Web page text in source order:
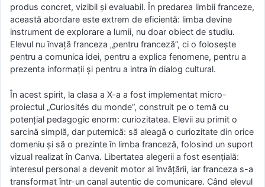
produs concret, vizibil și evaluabil. În predarea limbii franceze,
această abordare este extrem de eficientă: limba devine
instrument de explorare a lumii, nu doar obiect de studiu.
Elevul nu învață franceza „pentru franceză”, ci o folosește
pentru a comunica idei, pentru a explica fenomene, pentru a
prezenta informații și pentru a intra în dialog cultural.
În acest spirit, la clasa a X-a a fost implementat micro-
proiectul „Curiosités du monde”, construit pe o temă cu
potențial pedagogic enorm: curiozitatea. Elevii au primit o
sarcină simplă, dar puternică: să aleagă o curiozitate din orice
domeniu și să o prezinte în limba franceză, folosind un suport
vizual realizat în Canva. Libertatea alegerii a fost esențială:
interesul personal a devenit motor al învățării, iar franceza s-a
transformat într-un canal autentic de comunicare. Când elevul